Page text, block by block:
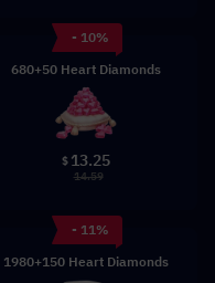
- 10%
680+50 Heart Diamonds
$ 13.25
14.59
- 11%
1980+150 Heart Diamonds